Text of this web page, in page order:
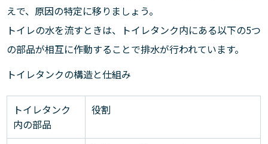
えで、原因の特定に移りましょう。
トイレの水を流すときは、トイレタンク内にある以下の5つ
の部品が相互に作動することで排水が行われています。
トイレタンクの構造と仕組み
トイレタンク
内の部品
役割